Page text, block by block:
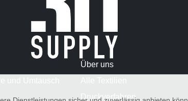
Über uns
Druckverfahren